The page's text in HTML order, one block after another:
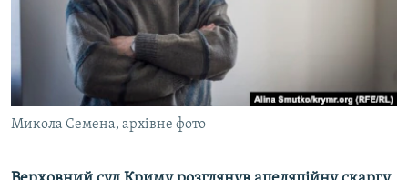
ВІДЕОУРОКИ «ELIFBE»
СВІДЧЕННЯ ОКУПАЦІЇ
УКРАЇНСЬКА ПРОБЛЕМА КРИМУ
ІНФОГРАФІКА
Русский
Qırımtatar
ДОЛУЧАЙСЯ!
Микола Семена, архівне фото